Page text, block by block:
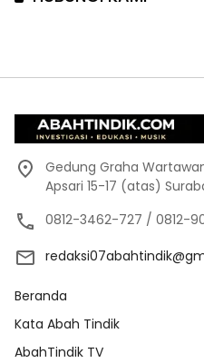
Gedung Graha
Apsari 15-17 (atas)
0812-3462-727 / 0812-
Beranda
Kata Abah Tindik
AbahTindik TV